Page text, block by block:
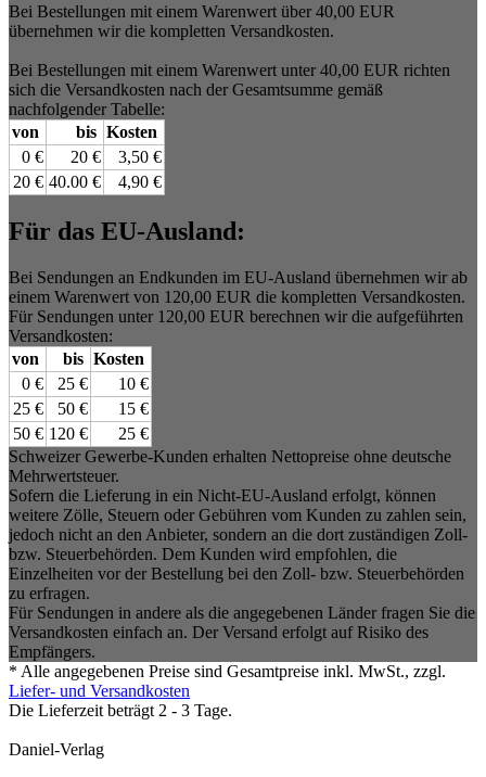
Bei Bestellungen mit einem Warenwert über 40,00 EUR
übernehmen wir die kompletten Versandkosten.
Bei Bestellungen mit einem Warenwert unter 40,00 EUR richten
sich die Versandkosten nach der Gesamtsumme gemäß
nachfolgender Tabelle:
von
bis Kosten
0 €
20 €
3,50 €
20 € 40.00 € 4,90 €
Für das EU-Ausland:
Bei Sendungen an Endkunden im EU-Ausland übernehmen wir ab
einem Warenwert von 120,00 EUR die kompletten Versandkosten.
Für Sendungen unter 120,00 EUR berechnen wir die aufgeführten
Versandkosten:
von
bis Kosten
0 €
25 €
10 €
25 €
50 €
15 €
50 € 120 €
25 €
Schweizer Gewerbe-Kunden erhalten Nettopreise ohne deutsche
Mehrwertsteuer.
Sofern die Lieferung in ein Nicht-EU-Ausland erfolgt, können
weitere Zölle, Steuern oder Gebühren vom Kunden zu zahlen sein,
jedoch nicht an den Anbieter, sondern an die dort zuständigen Zoll-
bzw. Steuerbehörden. Dem Kunden wird empfohlen, die
Einzelheiten vor der Bestellung bei den Zoll- bzw. Steuerbehörden
zu erfragen.
Für Sendungen in andere als die angegebenen Länder fragen Sie die
Versandkosten einfach an. Der Versand erfolgt auf Risiko des
Empfängers.
* Alle angegebenen Preise sind Gesamtpreise inkl. MwSt., zzgl.
Liefer- und Versandkosten
Die Lieferzeit beträgt 2 - 3 Tage.
Daniel-Verlag